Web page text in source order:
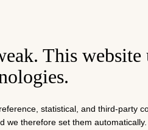
This website
statistical, and third-party
we therefore set them
转账应用。
卡、借记卡、预付卡的卡片管
投资组合策略与管理、外币汇率